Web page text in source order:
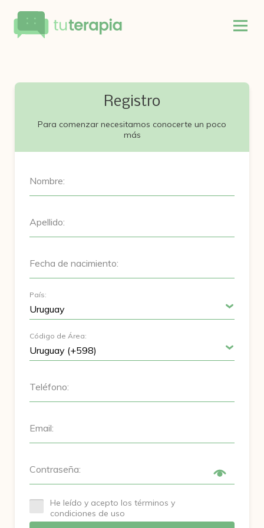
Registro
Para comenzar necesitamos conocerte un poco
más
Nombre:
Apellido:
Fecha de nacimiento:
País:
Código de Área:
Teléfono:
Email:
Contraseña:
He leído y acepto los términos y
condiciones de uso